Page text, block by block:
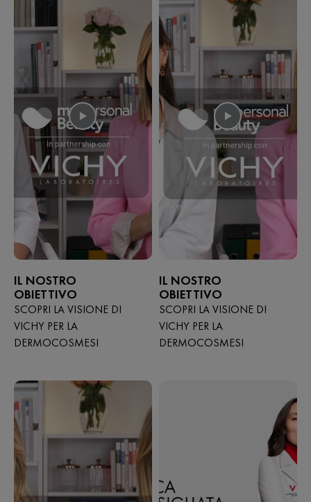
IL NOSTRO
OBIETTIVO
SCOPRI LA VISIONE DI
VICHY PER LA
DERMOCOSMESI
IL NOSTRO
OBIETTIVO
SCOPRI LA VISIONE DI
VICHY PER LA
DERMOCOSMESI